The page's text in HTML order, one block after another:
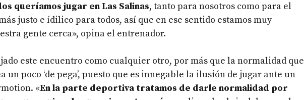
queríamos jugar en Las Salinas, tanto para nosotros como para el
justo e ídilico para todos, así que en ese sentido estamos muy
gente cerca», opina el entrenador.
este encuentro como cualquier otro, por más que la normalidad que
un poco ‘de pega’, puesto que es innegable la ilusión de jugar ante un
«En la parte deportiva tratamos de darle normalidad por